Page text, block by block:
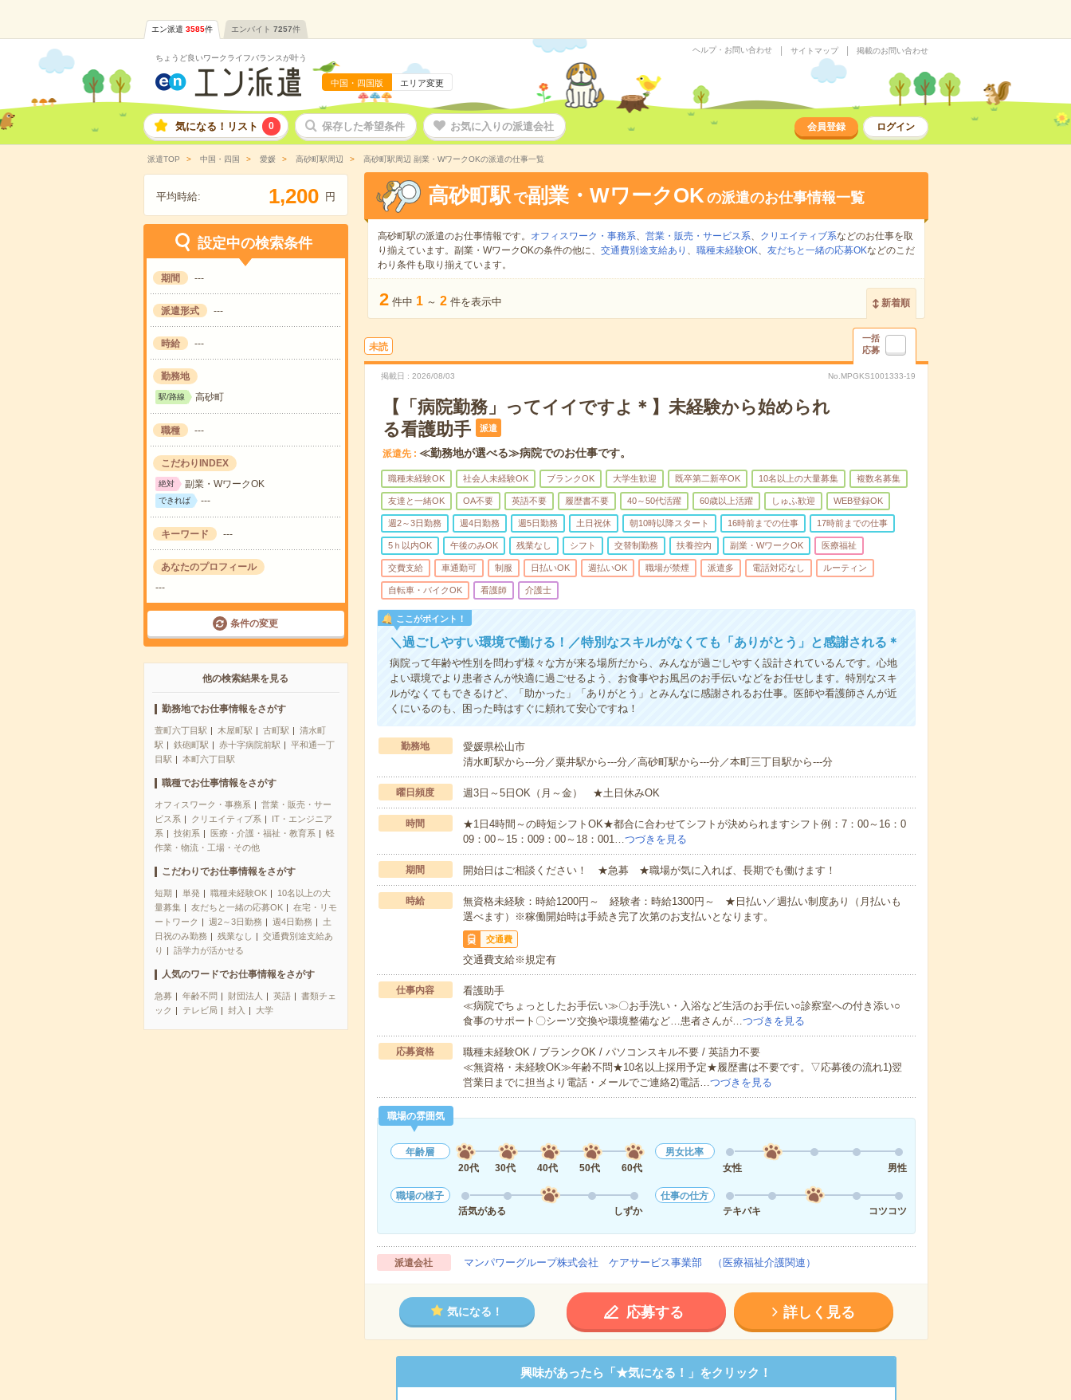
エン派遣 3585件 エンバイト 7257件
ちょうど良いワークライフバランスが叶う
中国・四国版 エリア変更
ヘルプ・お問い合わせ サイトマップ 掲載のお問い合わせ
気になる！リスト 0 保存した希望条件 お気に入りの派遣会社 会員登録 ログイン
派遣TOP 中国・四国 愛媛 高砂町駅周辺 高砂町駅周辺 副業・WワークOKの派遣の仕事一覧
平均時給: 1,200 円
設定中の検索条件
期間 ---
派遣形式 ---
時給 ---
勤務地
駅/路線 高砂町
職種 ---
こだわりINDEX
絶対 副業・WワークOK
できれば ---
キーワード ---
あなたのプロフィール
---
条件の変更
他の検索結果を見る
勤務地でお仕事情報をさがす
萱町六丁目駅 木屋町駅 古町駅
清水町
駅
鉄砲町駅 赤十字病院前駅
平和通一丁
目駅
本町六丁目駅
職種でお仕事情報をさがす
オフィスワーク・事務系
営業・販売・サー
ビス系
クリエイティブ系
IT・エンジニア
系
技術系 医療・介護・福祉・教育系
軽
作業・物流・工場・その他
こだわりでお仕事情報をさがす
短期 単発 職種未経験OK
10名以上の大
量募集
友だちと一緒の応募OK
在宅・リモ
ートワーク
週2～3日勤務 週4日勤務
土
日祝のみ勤務
残業なし
交通費別途支給あ
り
語学力が活かせる
人気のワードでお仕事情報をさがす
急募 年齢不問 財団法人 英語
書類チェ
ック
テレビ局 封入 大学
高砂町駅 で副業・WワークOKの派遣のお仕事情報一覧
高砂町駅の派遣のお仕事情報です。 オフィスワーク・事務系、 営業・販売・サービス系、 クリエイティブ系などのお仕事を取
り揃えています。副業・WワークOKの条件の他に、 交通費別途支給あり 、 職種未経験OK、 友だちと一緒の応募OKなどのこだ
わり条件も取り揃えています。
2 件中 1 ～ 2 件を表示中 新着順
未読
一括
応募
掲載日 2026/08/03 No.MPGKS1001333-19
【「病院勤務」ってイイですよ＊】未経験から始められ
る看護助手
派遣
派遣先 ≪勤務地が選べる≫病院でのお仕事です。
職種未経験OK 社会人未経験OK ブランクOK 大学生歓迎 既卒第二新卒OK 10名以上の大量募集 複数名募集
友達と一緒OK OA不要 英語不要 履歴書不要 40～50代活躍 60歳以上活躍 しゅふ歓迎 WEB登録OK
週2～3日勤務 週4日勤務 週5日勤務 土日祝休 朝10時以降スタート 16時前までの仕事 17時前までの仕事
5ｈ以内OK 午後のみOK 残業なし シフト 交替制勤務 扶養控内 副業・WワークOK 医療福祉
交費支給 車通勤可 制服 日払いOK 週払いOK 職場が禁煙 派遣多 電話対応なし ルーティン
自転車・バイクOK 看護師 介護士
ここがポイント！
＼過ごしやすい環境で働ける！／特別なスキルがなくても「ありがとう」と感謝される＊
病院って年齢や性別を問わず様々な方が来る場所だから、みんなが過ごしやすく設計されているんです。心地
よい環境でより患者さんが快適に過ごせるよう、お食事やお風呂のお手伝いなどをお任せします。特別なスキ
ルがなくてもできるけど、「助かった」「ありがとう」とみんなに感謝されるお仕事。医師や看護師さんが近
くにいるのも、困った時はすぐに頼れて安心ですね！
勤務地
愛媛県松山市
清水町駅から---分／粟井駅から---分／高砂町駅から---分／本町三丁目駅から---分
曜日頻度 週3日～5日OK（月～金） ★土日休みOK
時間
★1日4時間～の時短シフトOK★都合に合わせてシフトが決められますシフト例：7：00～16：0
09：00～15：009：00～18：001…つづきを見る
期間 開始日はご相談ください！ ★急募 ★職場が気に入れば、長期でも働けます！
時給
無資格未経験：時給1200円～ 経験者：時給1300円～ ★日払い／週払い制度あり（月払いも
選べます）※稼働開始時は手続き完了次第のお支払いとなります。
交通費
交通費支給※規定有
仕事内容
看護助手
≪病院でちょっとしたお手伝い≫〇お手洗い・入浴など生活のお手伝い○診察室への付き添い○
食事のサポート〇シーツ交換や環境整備など…患者さんが…つづきを見る
応募資格
職種未経験OK / ブランクOK / パソコンスキル不要 / 英語力不要
≪無資格・未経験OK≫年齢不問★10名以上採用予定★履歴書は不要です。▽応募後の流れ1)翌
営業日までに担当より電話・メールでご連絡2)電話…つづきを見る
職場の雰囲気
年齢層
20代
30代 40代 50代 60代
男女比率
女性
男性
職場の様子
活気がある
しずか
仕事の仕方
テキパキ
コツコツ
派遣会社 マンパワーグループ株式会社 ケアサービス事業部 （医療福祉介護関連）
気になる！ 応募する 詳しく見る
興味があったら「★気になる！」をクリック！